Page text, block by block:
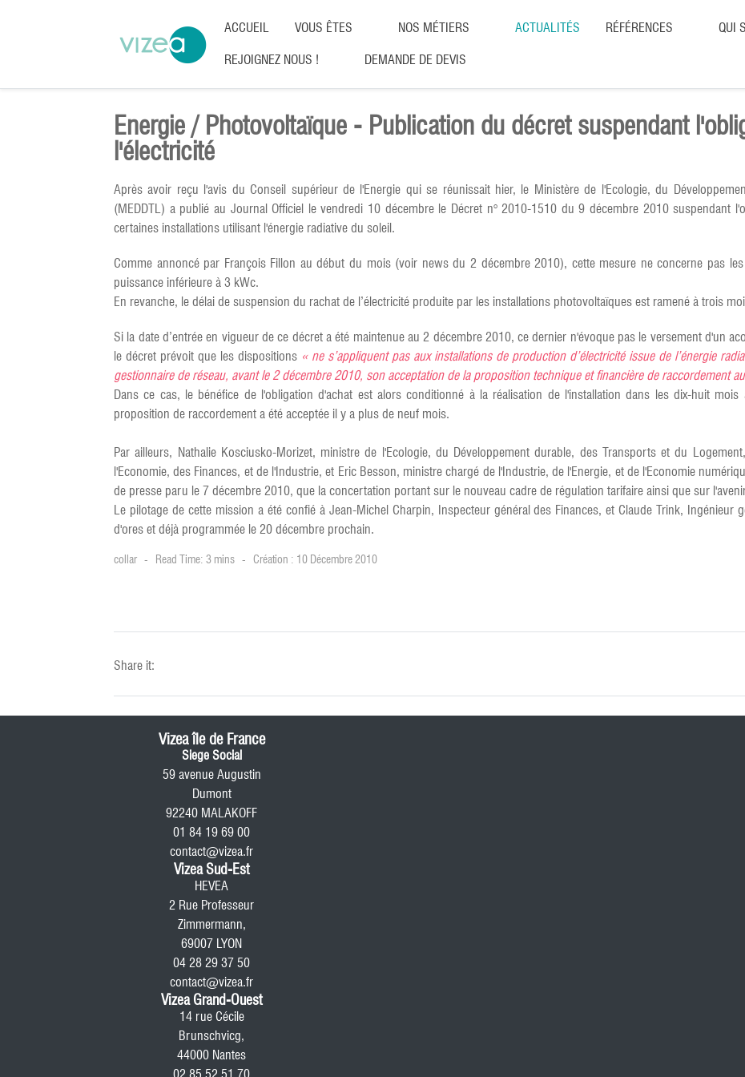
ACCUEIL VOUS ÊTES NOS MÉTIERS ACTUALITÉS RÉFÉRENCES QUI
REJOIGNEZ NOUS ! DEMANDE DE DEVIS
Energie / Photovoltaïque - Publication du décret suspendant
l'électricité
Après avoir reçu l'avis du Conseil supérieur de l'Energie qui se réunissait hier, le Ministère de l'Ecologie, du
(MEDDTL) a publié au Journal Officiel le vendredi 10 décembre le Décret n° 2010-1510 du 9 décembre 2010 suspendant
certaines installations utilisant l'énergie radiative du soleil.
Comme annoncé par François Fillon au début du mois (voir news du 2 décembre 2010), cette mesure ne concerne pas
puissance inférieure à 3 kWc.
En revanche, le délai de suspension du rachat de l’électricité produite par les installations photovoltaïques est ramené à trois
Si la date d’entrée en vigueur de ce décret a été maintenue au 2 décembre 2010, ce dernier n'évoque pas le versement d'un
le décret prévoit que les dispositions « ne s’appliquent pas aux installations de production d’électricité issue de l’énergie
gestionnaire de réseau, avant le 2 décembre 2010, son acceptation de la proposition technique et financière de raccordement
Dans ce cas, le bénéfice de l'obligation d'achat est alors conditionné à la réalisation de l'installation dans les dix-huit
proposition de raccordement a été acceptée il y a plus de neuf mois.
Par ailleurs, Nathalie Kosciusko-Morizet, ministre de l'Ecologie, du Développement durable, des Transports et du
l'Economie, des Finances, et de l'Industrie, et Eric Besson, ministre chargé de l'Industrie, de l'Energie, et de l'Economie
de presse paru le 7 décembre 2010, que la concertation portant sur le nouveau cadre de régulation tarifaire ainsi que sur
Le pilotage de cette mission a été confié à Jean-Michel Charpin, Inspecteur général des Finances, et Claude Trink, Ingénieur
d'ores et déjà programmée le 20 décembre prochain.
collar Read Time: 3 mins Création : 10 Décembre 2010
Share it:
Vizea île de France
Siege Social
59 avenue Augustin
Dumont
92240 MALAKOFF
01 84 19 69 00
contact@vizea.fr
Vizea Sud-Est
HEVEA
2 Rue Professeur
Zimmermann,
69007 LYON
04 28 29 37 50
contact@vizea.fr
Vizea Grand-Ouest
14 rue Cécile
Brunschvicg,
44000 Nantes